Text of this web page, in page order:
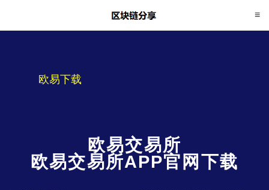
欧易下载
欧易交易所
欧易交易所APP官网下载